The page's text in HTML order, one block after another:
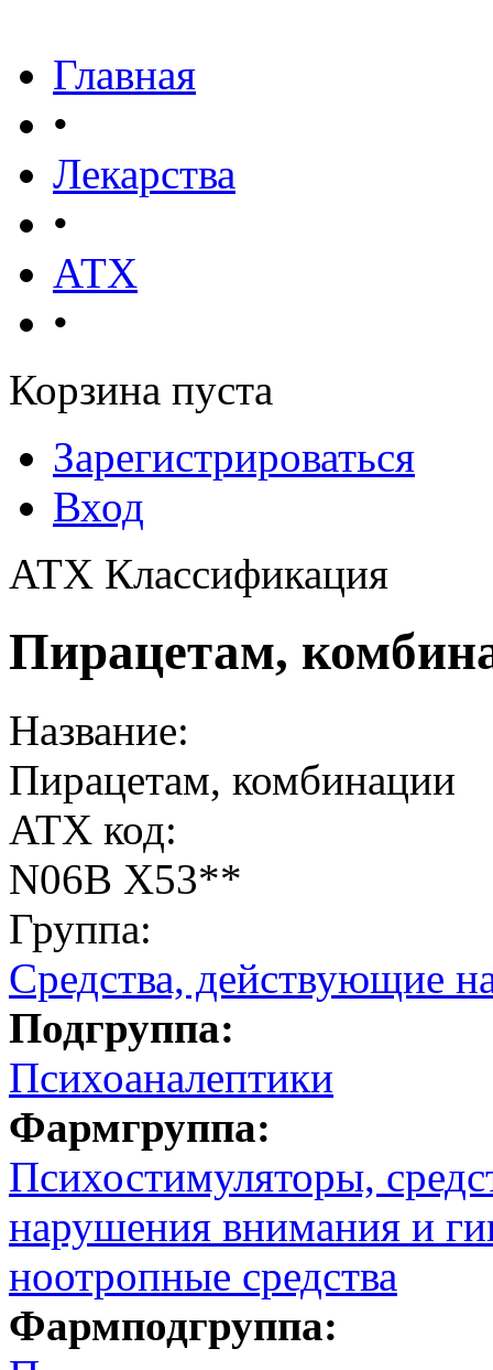
Главная
•
Лекарства
•
АТХ
•
Корзина пуста
Зарегистрироваться
Вход
АТХ Классификация
Пирацетам,
Название:
Пирацетам, комбинации
ATX код:
N06B X53**
Группа:
Средства, действующие
Подгруппа:
Психоаналептики
Фармгруппа:
Психостимуляторы,
нарушения внимания и
ноотропные средства
Фармподгруппа: